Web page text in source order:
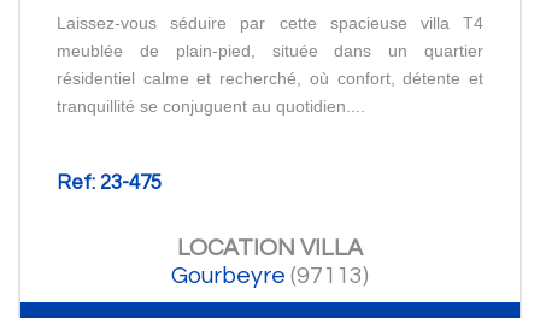
Laissez-vous séduire par cette spacieuse villa T4
meublée de plain-pied, située dans un quartier
résidentiel calme et recherché, où confort, détente et
tranquillité se conjuguent au quotidien....
Ref: 23-475
LOCATION VILLA
Gourbeyre (97113)